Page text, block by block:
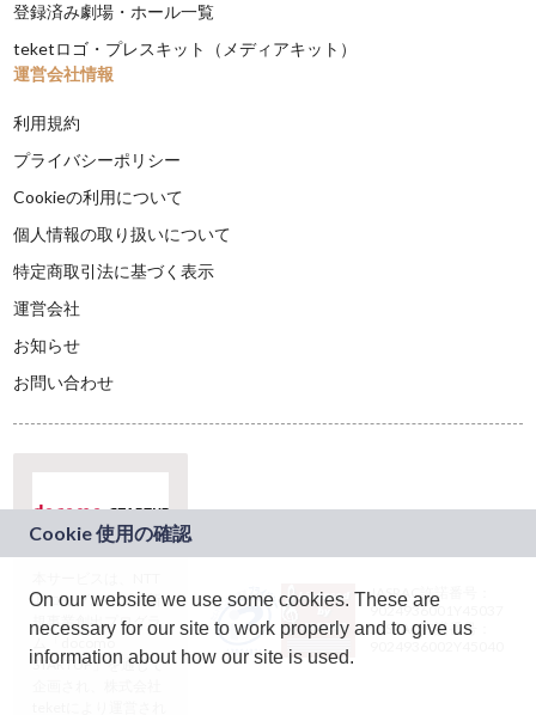
登録済み劇場・ホール一覧
teketロゴ・プレスキット（メディアキット）
運営会社情報
利用規約
プライバシーポリシー
Cookieの利用について
個人情報の取り扱いについて
特定商取引法に基づく表示
運営会社
お知らせ
お問い合わせ
ドコモグループの新
規事業創出プログラ
ム「docomo
STARTUP」を通じて
JASRAC許諾番号：
9024936001Y45037
JASRAC許諾番号：
On our website we use some cookies. These are
necessary for our site to work properly and to give us
information about how our site is used.